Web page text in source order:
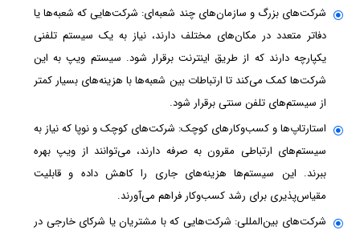
شرکت‌های بزرگ و سازمان‌های چند شعبه‌ای: شرکت‌هایی که شعبه‌ها یا
دفاتر متعدد در مکان‌های مختلف دارند، نیاز به یک سیستم تلفنی
یکپارچه دارند که از طریق اینترنت برقرار شود. سیستم ویپ به این
شرکت‌ها کمک می‌کند تا ارتباطات بین شعبه‌ها با هزینه‌های بسیار کمتر
از سیستم‌های تلفن سنتی برقرار شود.
استارتاپ‌ها و کسب‌وکارهای کوچک: شرکت‌های کوچک و نوپا که نیاز به
سیستم‌های ارتباطی مقرون به صرفه دارند، می‌توانند از ویپ بهره
ببرند. این سیستم‌ها هزینه‌های جاری را کاهش داده و قابلیت
مقیاس‌پذیری برای رشد کسب‌وکار فراهم می‌آورند.
شرکت‌های بین‌المللی: شرکت‌هایی که با مشتریان یا شرکای خارجی در